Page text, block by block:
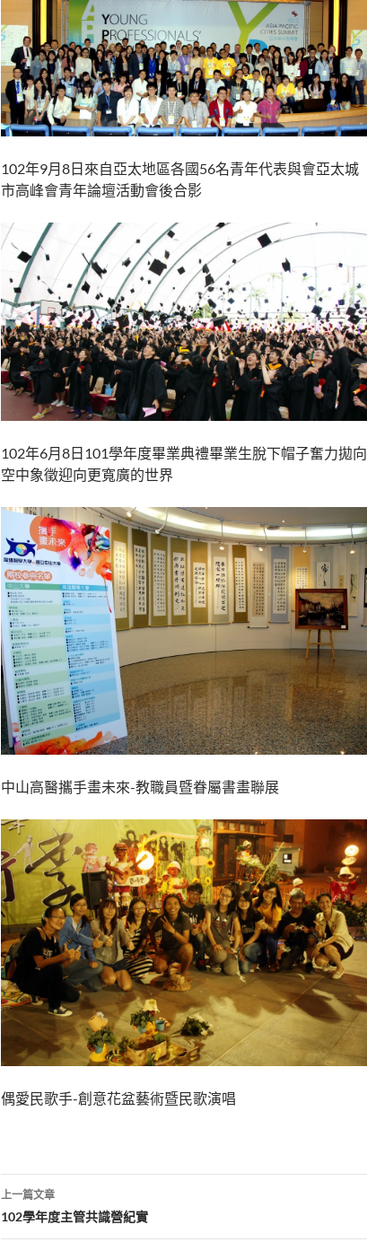
102年9月8日來自亞太地區各國56名青年代表與會亞太城
市高峰會青年論壇活動會後合影
102年6月8日101學年度畢業典禮畢業生脫下帽子奮力拋向
空中象徵迎向更寬廣的世界
中山高醫攜手畫未來-教職員暨眷屬書畫聯展
偶愛民歌手-創意花盆藝術暨民歌演唱
文
章
上一篇文章
102學年度主管共識營紀實